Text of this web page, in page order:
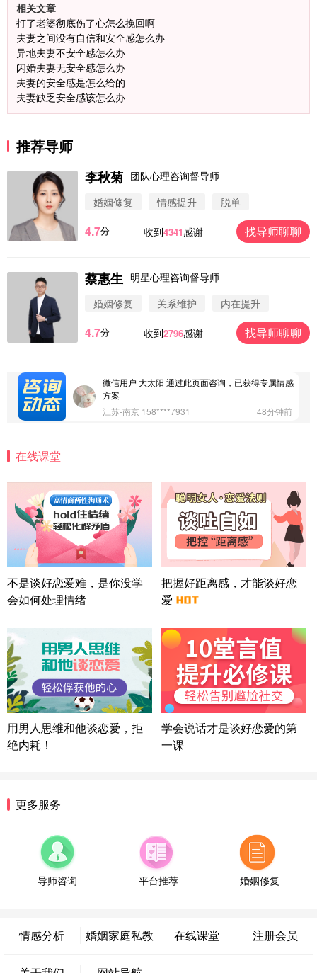
相关文章
打了老婆彻底伤了心怎么挽回啊
夫妻之间没有自信和安全感怎么办
异地夫妻不安全感怎么办
闪婚夫妻无安全感怎么办
夫妻的安全感是怎么给的
夫妻缺乏安全感该怎么办
推荐导师
李秋菊 团队心理咨询督导师
婚姻修复
情感提升 脱单
4.7分 收到4341感谢 找导师聊聊
蔡惠生 明星心理咨询督导师
婚姻修复
关系维护 内在提升
4.7分 收到2796感谢 找导师聊聊
微信用户 圆圈 通过此页面咨询，已获得专属情感方
案
微信用户 Vnno 通过此页面咨询，已获得专属情感方
微信用户 大太阳 通过此页面咨询，已获得专属情感
方案
江苏-南京 158****7931
48分钟前
情感方案
北京-朝阳 151****3189
22分钟前
微信用户 巧?媚儿 通过此页面咨询，已获得专属情感
方案
上海-浦东 177****9074
56分钟前
微信用户 Liberty 通过此页面咨询，已获得专属情感
方案
广东-广州 188****5632
湖北-武汉 135****7410
41分钟前
微信用户 困困魚? 通过此页面咨询，已获得专属情感
方案
陕西-西安 139****6283
3分钟前
情感方案
浙江-宁波 150****8921
福建-厦门 159****4462
53分钟前
微信用户 凌乱小羊 通过此页面咨询，已获得专属情
辽宁-大连 176****2843
39分钟前
在线课堂
不是谈好恋爱难，是你没学
会如何处理情绪
把握好距离感，才能谈好恋
爱
用男人思维和他谈恋爱，拒
绝内耗！
学会说话才是谈好恋爱的第
一课
更多服务
导师咨询 平台推荐 婚姻修复
情感分析 婚姻家庭私教 在线课堂 注册会员